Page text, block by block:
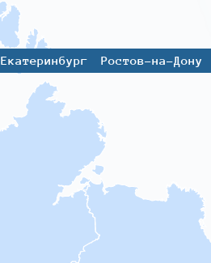
Екатеринбург Ростов-на-Дону